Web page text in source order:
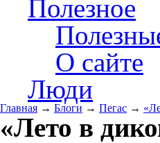
Полезное
О сайте
Люди
Главная → Блоги → Пегас →
«Лето в